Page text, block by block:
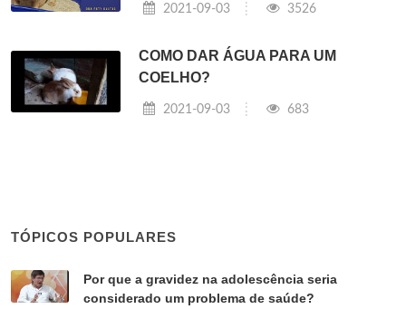
2021-09-03 3526
COMO DAR ÁGUA PARA UM
COELHO?
2021-09-03 683
TÓPICOS POPULARES
Por que a gravidez na adolescência seria
considerado um problema de saúde?